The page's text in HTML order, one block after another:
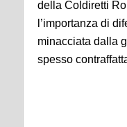
della Coldiretti
l’importanza di
minacciata dalla
spesso